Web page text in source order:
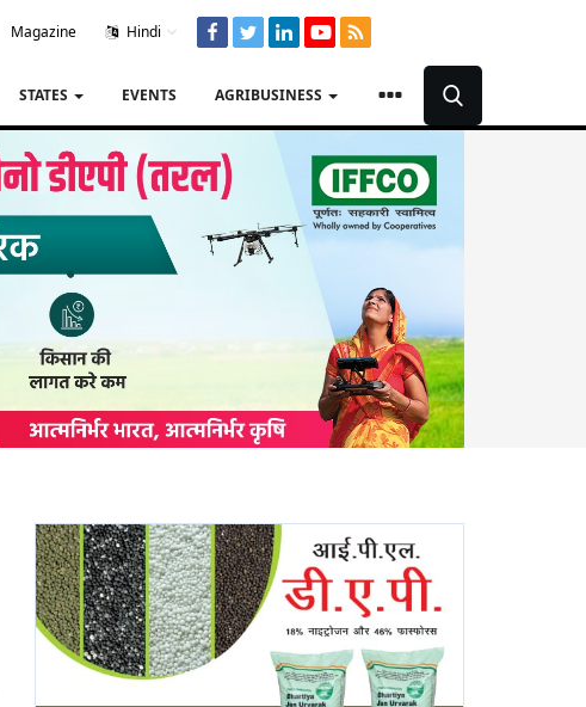
Magazine Hindi
STATES EVENTS AGRIBUSINESS